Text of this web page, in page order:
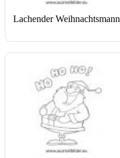
Lachender Weihnachtsmann